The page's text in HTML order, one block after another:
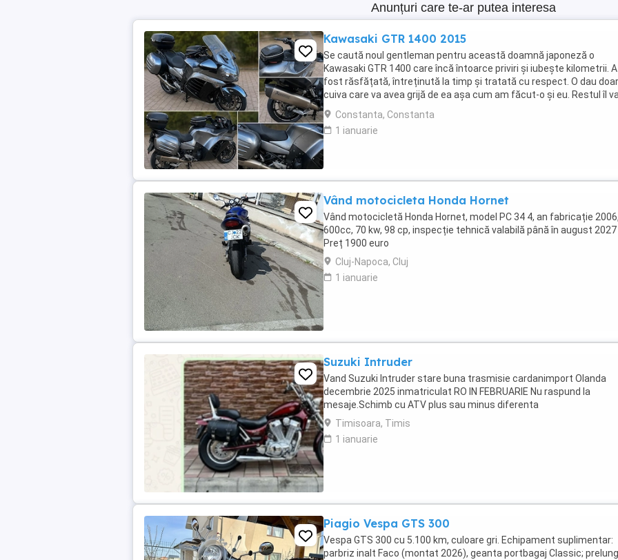
Anunțuri care te-ar putea interesa
Kawasaki GTR 1400 2015
Se caută noul gentleman pentru această doamnă japoneză o
Kawasaki GTR 1400 care încă întoarce priviri și iubește kilometrii. A
fost răsfățată, întreținută la timp și tratată cu respect. O dau doar
cuiva care va avea grijă de ea așa cum am făcut-o și eu. Restul îl
convinge ea la prima cheie. Vă ...
Constanta, Constanta
1 ianuarie
Vând motocicleta Honda Hornet
Vând motocicletă Honda Hornet, model PC 34 4, an fabricație
600cc, 70 kw, 98 cp, inspecție tehnică valabilă până în august 2027
Preț 1900 euro
Cluj-Napoca, Cluj
1 ianuarie
Suzuki Intruder
Vand Suzuki Intruder stare buna trasmisie cardanimport Olanda
decembrie 2025 inmatriculat RO IN FEBRUARIE Nu raspund la
mesaje.Schimb cu ATV plus sau minus diferenta
Timisoara, Timis
1 ianuarie
Piagio Vespa GTS 300
Vespa GTS 300 cu 5.100 km, culoare gri. Echipament suplimentar:
parbriz inalt Faco (montat 2026), geanta portbagaj Classic;